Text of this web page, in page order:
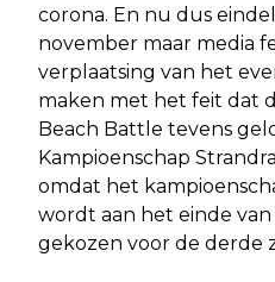
corona. En nu dus
november maar media
verplaatsing van het
maken met het feit dat
Beach Battle tevens
Kampioenschap
omdat het
wordt aan het einde van
gekozen voor de derde